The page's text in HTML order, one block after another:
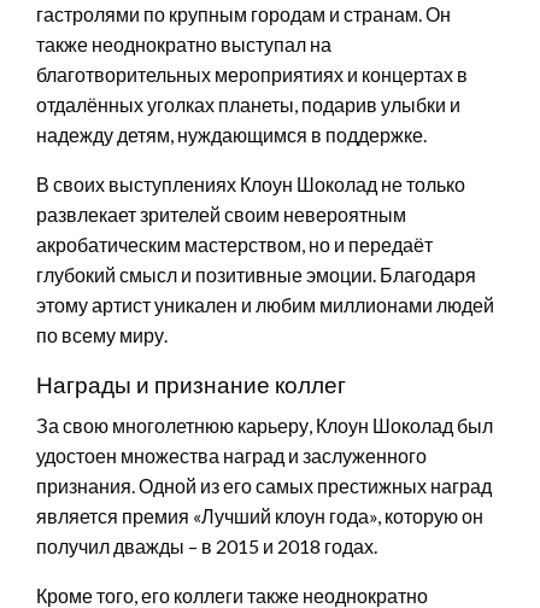
гастролями по крупным городам и странам. Он
также неоднократно выступал на
благотворительных мероприятиях и концертах в
отдалённых уголках планеты, подарив улыбки и
надежду детям, нуждающимся в поддержке.
В своих выступлениях Клоун Шоколад не только
развлекает зрителей своим невероятным
акробатическим мастерством, но и передаёт
глубокий смысл и позитивные эмоции. Благодаря
этому артист уникален и любим миллионами людей
по всему миру.
Награды и признание коллег
За свою многолетнюю карьеру, Клоун Шоколад был
удостоен множества наград и заслуженного
признания. Одной из его самых престижных наград
является премия «Лучший клоун года», которую он
получил дважды – в 2015 и 2018 годах.
Кроме того, его коллеги также неоднократно